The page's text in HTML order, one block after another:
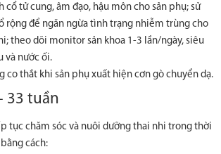
cổ tử cung, âm đạo, hậu môn cho sản phụ; sử
rộng để ngăn ngừa tình trạng nhiễm trùng cho
theo dõi monitor sản khoa 1-3 lần/ngày, siêu
và nước ối.
co thắt khi sản phụ xuất hiện cơn gò chuyển dạ.
33 tuần
tục chăm sóc và nuôi dưỡng thai nhi trong thời
cách: